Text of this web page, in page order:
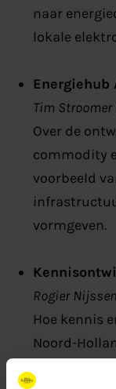
naar
lokale
Energiehub
Tim Stroomer
Over de
commodity
voorbeeld
vormgeven.
Rogier
Hoe kennis
Noord-